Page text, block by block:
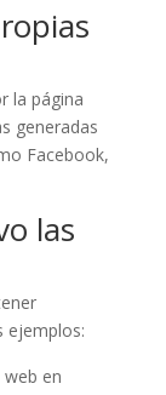
la página
generadas
Facebook,
las
en